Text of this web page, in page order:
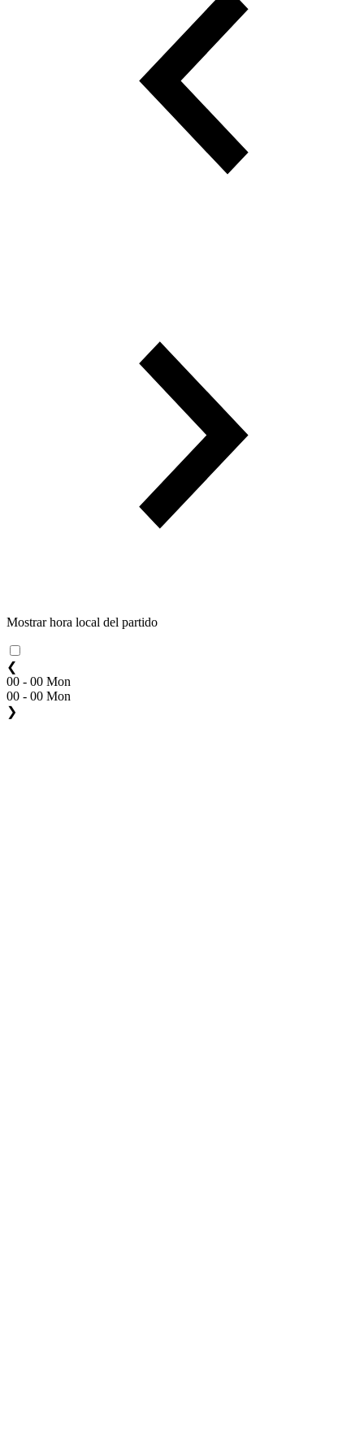
Mostrar hora local del partido
❮
00 - 00 Mon
00 - 00 Mon
❯